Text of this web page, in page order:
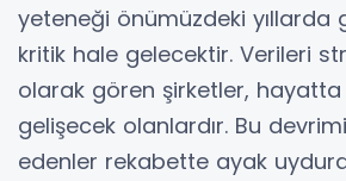
yeteneği önümüzdeki yıllarda
kritik hale gelecektir. Verileri
olarak gören şirketler,
gelişecek olanlardır. Bu
edenler rekabette ayak